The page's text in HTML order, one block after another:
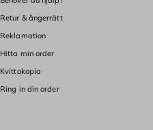
Retur & ångerrätt
Reklamation
Hitta min order
Kvittokopia
Ring in din order